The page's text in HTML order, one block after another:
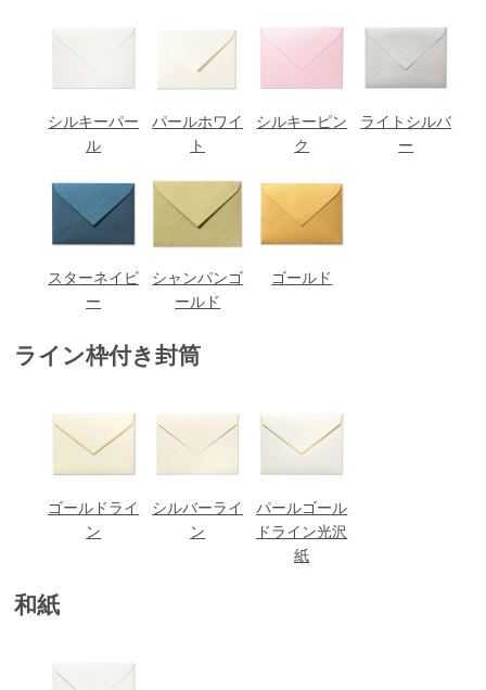
シルキーパー
ル
パールホワイ
ト
シルキーピン
ク
ライトシルバ
ー
スターネイビ
ー
シャンパンゴ
ールド
ゴールド
ライン枠付き封筒
ゴールドライ
ン
シルバーライ
ン
パールゴール
ドライン光沢
紙
和紙